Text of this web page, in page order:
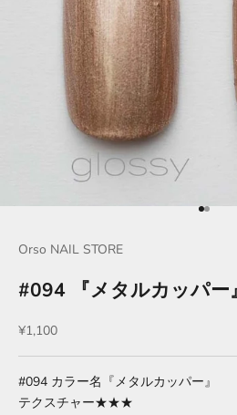
項目に
項目
Orso NAIL STORE
#094 『メタルカッパー』
セール価格
¥1,100
#094 カラー名『メタルカッパー』
テクスチャー★★★